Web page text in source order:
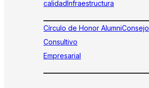
calidadInfraestructura
Círculo de Honor AlumniConsejo
Consultivo
Empresarial